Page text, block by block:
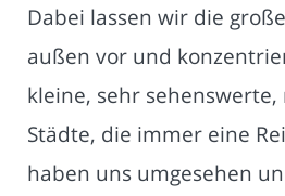
Dabei lassen wir die
außen vor und
kleine, sehr
Städte, die immer eine
haben uns umgesehen